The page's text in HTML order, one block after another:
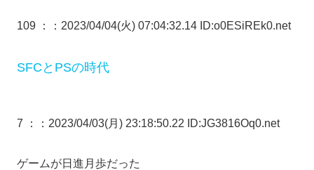
109 ： ：2023/04/04(火) 07:04:32.14 ID:o0ESiREk0.net
SFCとPSの時代
7 ： ：2023/04/03(月) 23:18:50.22 ID:JG3816Oq0.net
ゲームが日進月歩だった